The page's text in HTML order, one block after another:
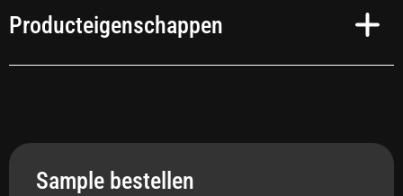
Producteigenschappen
Anti-bacterieel
Sample bestellen